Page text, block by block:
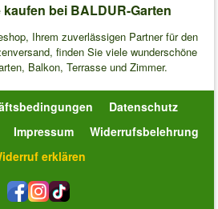
bei BALDUR-Garten
Ihrem zuverlässigen Partner für den
finden Sie viele wunderschöne
Balkon, Terrasse und Zimmer.
Datenschutz
Impressum
Widerrufsbelehrung
erklären